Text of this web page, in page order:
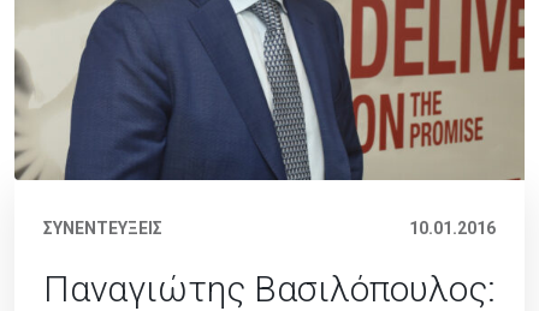
ΣΥΝΕΝΤΕΥΞΕΙΣ 10.01.2016
Παναγιώτης Βασιλόπουλος: